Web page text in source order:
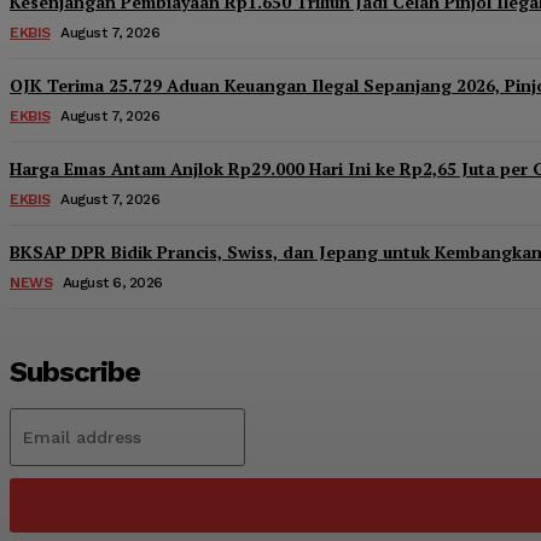
EKBIS August 7, 2026
OJK Terima 25.729 Aduan Keuangan Ilegal Sepanjang 2026,
EKBIS August 7, 2026
Harga Emas Antam Anjlok Rp29.000 Hari Ini ke Rp2,65 Juta per
EKBIS August 7, 2026
BKSAP DPR Bidik Prancis, Swiss, dan Jepang untuk
NEWS August 6, 2026
Subscribe